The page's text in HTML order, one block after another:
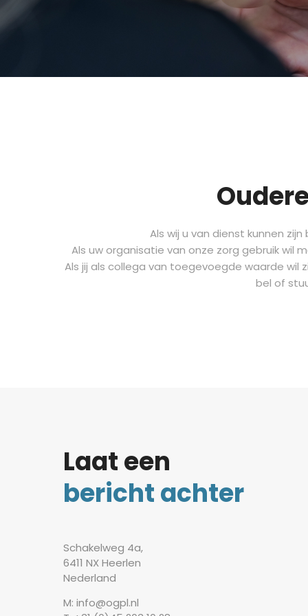
Als wij u van dienst kunnen
Als uw organisatie van onze zorg gebruik wil
Als jij als collega van toegevoegde waarde wil
bel of
Laat een
bericht achter
Schakelweg 4a,
6411 NX Heerlen
Nederland
M: info@ogpl.nl